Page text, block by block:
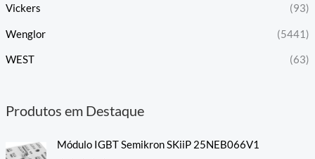
Vickers (93)
Wenglor (5441)
WEST (63)
Produtos em Destaque
Módulo IGBT Semikron SKiiP 25NEB066V1